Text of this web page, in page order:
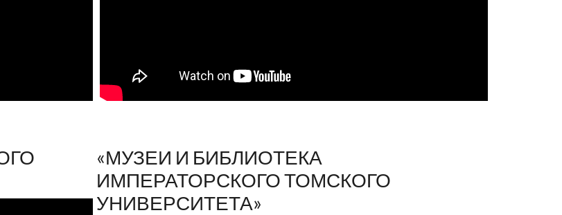
«МУЗЕИ И БИБЛИОТЕКА
ИМПЕРАТОРСКОГО ТОМСКОГО
УНИВЕРСИТЕТА»